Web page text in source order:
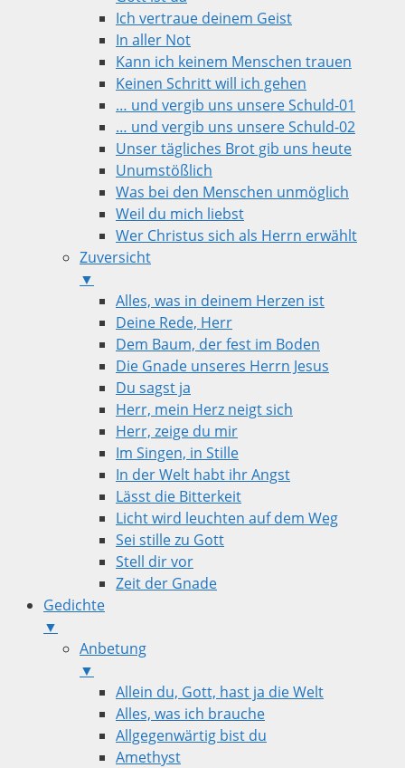
Ich vertraue deinem Geist
In aller Not
Kann ich keinem Menschen trauen
Keinen Schritt will ich gehen
… und vergib uns unsere Schuld-01
… und vergib uns unsere Schuld-02
Unser tägliches Brot gib uns heute
Unumstößlich
Was bei den Menschen unmöglich
Weil du mich liebst
Wer Christus sich als Herrn erwählt
Zuversicht
▼
Alles, was in deinem Herzen ist
Deine Rede, Herr
Dem Baum, der fest im Boden
Die Gnade unseres Herrn Jesus
Du sagst ja
Herr, mein Herz neigt sich
Herr, zeige du mir
Im Singen, in Stille
In der Welt habt ihr Angst
Lässt die Bitterkeit
Licht wird leuchten auf dem Weg
Sei stille zu Gott
Stell dir vor
Zeit der Gnade
Gedichte
▼
Anbetung
▼
Allein du, Gott, hast ja die Welt
Alles, was ich brauche
Allgegenwärtig bist du
Amethyst